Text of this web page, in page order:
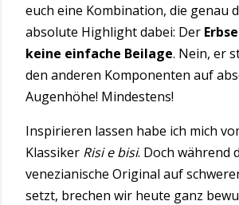
euch eine Kombination, die genau
absolute Highlight dabei: Der
keine einfache Beilage. Nein, er
den anderen Komponenten auf
Augenhöhe! Mindestens!
Inspirieren lassen habe ich mich
Klassiker Risi e bisi. Doch während
venezianische Original auf
setzt, brechen wir heute ganz